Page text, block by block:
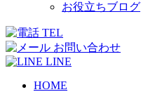
お役立ちブログ
TEL
お問い合わせ
LINE
HOME